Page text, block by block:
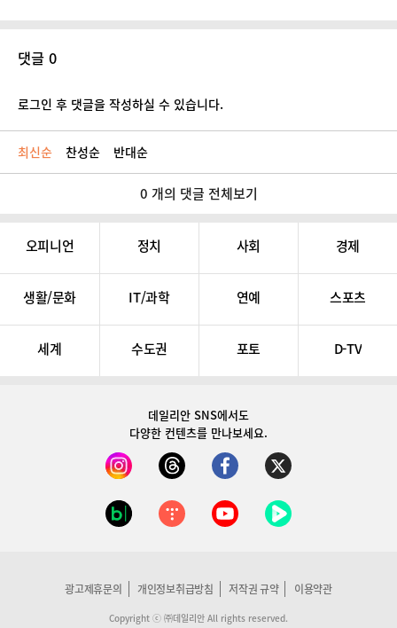
댓글 0
로그인 후 댓글을 작성하실 수 있습니다.
최신순 찬성순 반대순
0 개의 댓글 전체보기
오피니언 정치 사회 경제
생활/문화 IT/과학 연예 스포츠
세계 수도권 포토 D-TV
데일리안 SNS에서도
다양한 컨텐츠를 만나보세요.
광고제휴문의 개인정보취급방침 저작권 규약 이용약관
Copyright ⓒ ㈜데일리안 All rights reserved.